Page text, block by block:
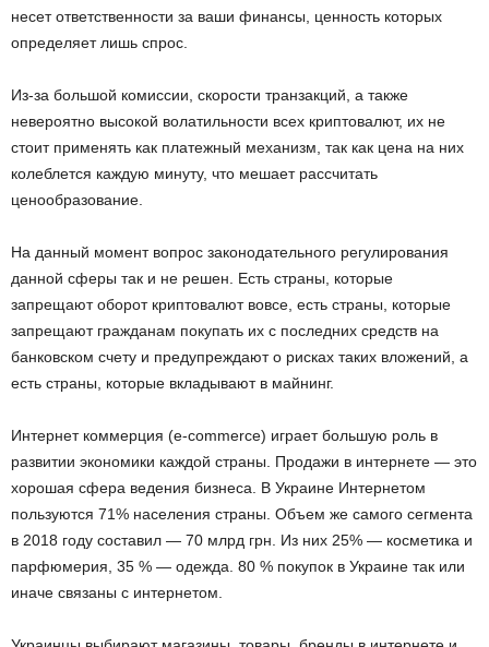
несет ответственности за ваши финансы, ценность которых
определяет лишь спрос.
Из-за большой комиссии, скорости транзакций, а также
невероятно высокой волатильности всех криптовалют, их не
стоит применять как платежный механизм, так как цена на них
колеблется каждую минуту, что мешает рассчитать
ценообразование.
На данный момент вопрос законодательного регулирования
данной сферы так и не решен. Есть страны, которые
запрещают оборот криптовалют вовсе, есть страны, которые
запрещают гражданам покупать их с последних средств на
банковском счету и предупреждают о рисках таких вложений, а
есть страны, которые вкладывают в майнинг.
Интернет коммерция (e-commerce) играет большую роль в
развитии экономики каждой страны. Продажи в интернете — это
хорошая сфера ведения бизнеса. В Украине Интернетом
пользуются 71% населения страны. Объем же самого сегмента
в 2018 году составил — 70 млрд грн. Из них 25% — косметика и
парфюмерия, 35 % — одежда. 80 % покупок в Украине так или
иначе связаны с интернетом.